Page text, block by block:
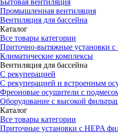
Бытовая вентиляция
Промышленная вентиляция
Вентиляция для бассейна
Каталог
Все товары категории
Приточно-вытяжные установки с
Климатические комплексы
Вентиляция для бассейна
С рекуперацией
С рекуперацией и встроенным
Фреоновые осушители с
Оборудование с высокой
Каталог
Все товары категории
Приточные установки c HEPA